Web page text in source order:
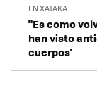
EN XATAKA
"Es como
han visto
cuerpos'